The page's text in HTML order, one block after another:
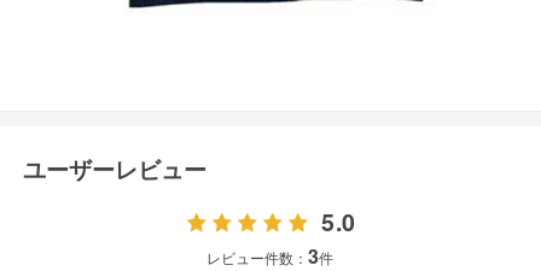
ユーザーレビュー
5.0
レビュー件数：3件